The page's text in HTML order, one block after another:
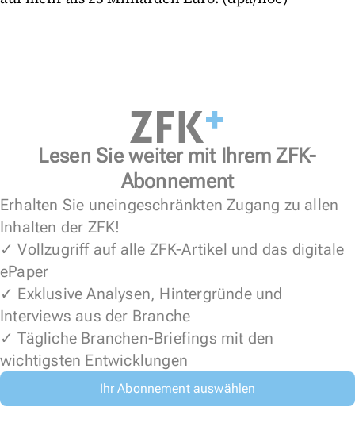
Lesen Sie weiter mit Ihrem ZFK-
Abonnement
Erhalten Sie uneingeschränkten Zugang zu allen
Inhalten der ZFK!
✓ Vollzugriff auf alle ZFK-Artikel und das digitale
ePaper
✓ Exklusive Analysen, Hintergründe und
Interviews aus der Branche
✓ Tägliche Branchen-Briefings mit den
wichtigsten Entwicklungen
Ihr Abonnement auswählen